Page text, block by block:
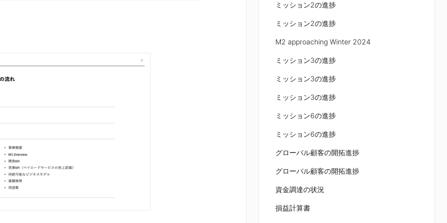
ミッション2の進捗
ミッション2の進捗
M2 approaching Winter 2024
ミッション3の進捗
ミッション3の進捗
ミッション3の進捗
ミッション6の進捗
ミッション6の進捗
グローバル顧客の開拓進捗
グローバル顧客の開拓進捗
資金調達の状況
損益計算書